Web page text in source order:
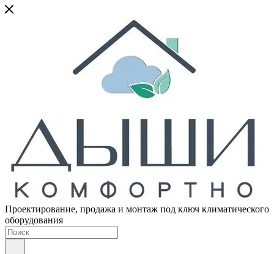
Проектирование, продажа и монтаж под ключ климатического
оборудования